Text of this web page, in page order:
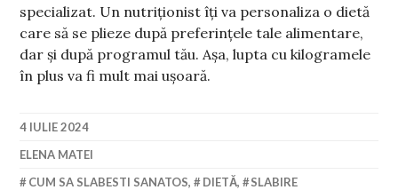
specializat. Un nutriționist îți va personaliza o dietă
care să se plieze după preferințele tale alimentare,
dar și după programul tău. Așa, lupta cu kilogramele
în plus va fi mult mai ușoară.
4 IULIE 2024
ELENA MATEI
CUM SA SLABESTI SANATOS, DIETĂ, SLABIRE